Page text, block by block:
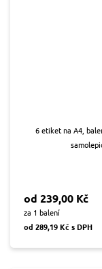
6 etiket na A4,
od 239,00 Kč
za 1 balení
od 289,19 Kč s DPH